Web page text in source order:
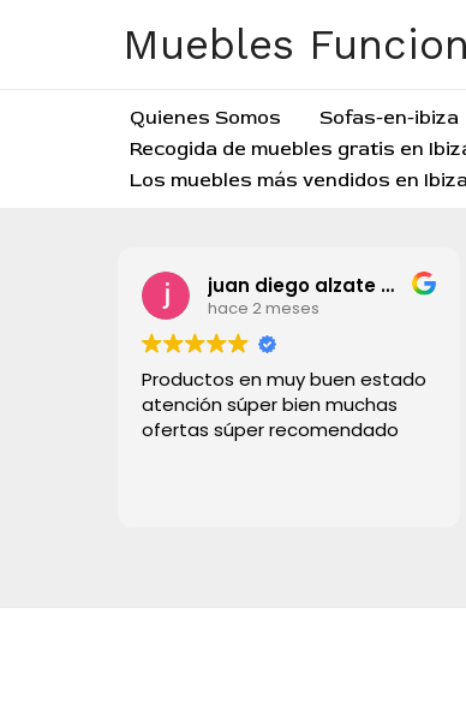
Muebles
Quienes Somos Sofas-en-ibiza
Recogida de muebles gratis en
Los muebles más vendidos en Ibiza
juan diego alzate grisales
hace 2 meses
Productos en muy buen estado
atención súper bien muchas
ofertas súper recomendado